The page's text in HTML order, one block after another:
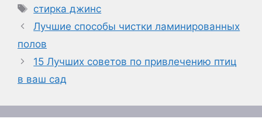
Метки
стирка джинс
Лучшие способы чистки ламинированных
полов
15 Лучших советов по привлечению птиц
в ваш сад